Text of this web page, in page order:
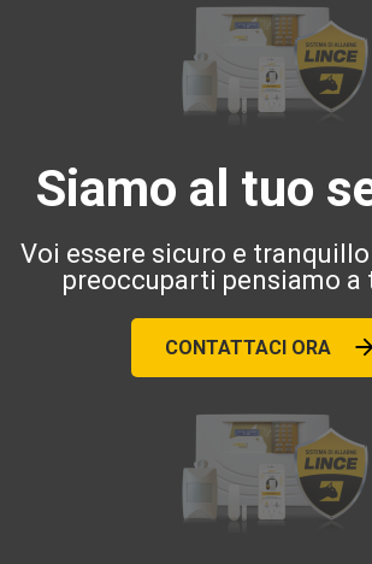
Siamo al tuo
Voi essere sicuro e
preoccuparti pensiamo a
CONTATTACI ORA